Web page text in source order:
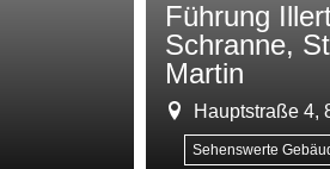
Führung
Schranne,
Martin
Hauptstraße 4,
Sehenswerte